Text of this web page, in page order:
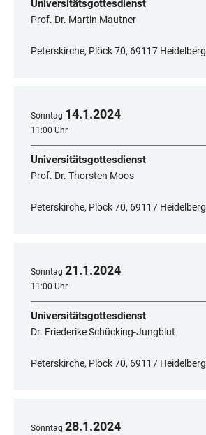
Universitätsgottesdienst
Prof. Dr. Martin Mautner
Peterskirche, Plöck 70, 69117 Heidelberg
Sonntag 14.1.2024
11:00 Uhr
Universitätsgottesdienst
Prof. Dr. Thorsten Moos
Peterskirche, Plöck 70, 69117 Heidelberg
Sonntag 21.1.2024
11:00 Uhr
Universitätsgottesdienst
Dr. Friederike Schücking-Jungblut
Peterskirche, Plöck 70, 69117 Heidelberg
Sonntag 28.1.2024